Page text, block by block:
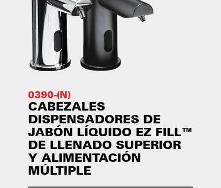
0390-(N)
CABEZALES
DISPENSADORES DE
JABÓN LÍQUIDO EZ FILL™
DE LLENADO SUPERIOR
Y ALIMENTACIÓN
MÚLTIPLE